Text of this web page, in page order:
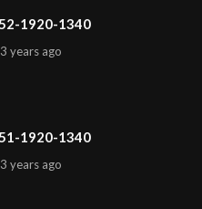
1920-1340
3 years ago
1920-1340
3 years ago